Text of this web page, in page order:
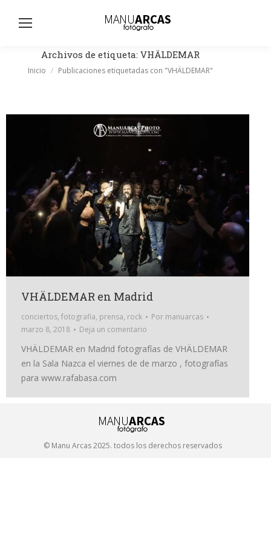
Archivos de etiqueta: VHÄLDEMAR
Estás aquí:
Inicio Publicaciones etiquetadas con "VHÄLDEMAR"
VHÄLDEMAR en Madrid
conciertos, fotografia, prensa, rock Por manuarcas
marzo 8, 2018
Deja un comentario
VHÄLDEMAR en Madrid fotografías de VHÄLDEMAR
en la Sala Nazca el viernes de de marzo , fotografías
para www.rafabasa.com
© Manu Arcas 2025. todos los derechos reservados